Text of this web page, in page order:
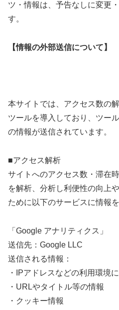
ツ・情報は、予告なしに変更
す。
【情報の外部送信について】
本サイトでは、アクセス数の
ツールを導入しており、ツー
の情報が送信されています。
■アクセス解析
サイトへのアクセス数・滞在
を解析、分析し利便性の向上
ために以下のサービスに情報
「Google アナリティクス」
送信先：Google LLC
送信される情報：
・IPアドレスなどの利用環境
・URLやタイトル等の情報
・クッキー情報